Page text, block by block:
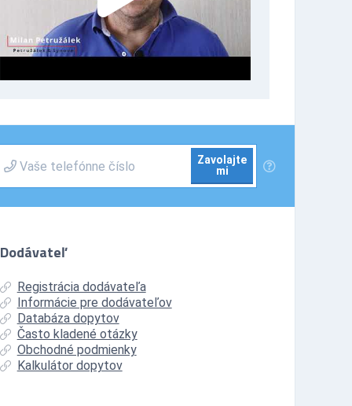
Zavolajte
mi
Dodávateľ
Registrácia dodávateľa
Informácie pre dodávateľov
Databáza dopytov
Často kladené otázky
Obchodné podmienky
Kalkulátor dopytov